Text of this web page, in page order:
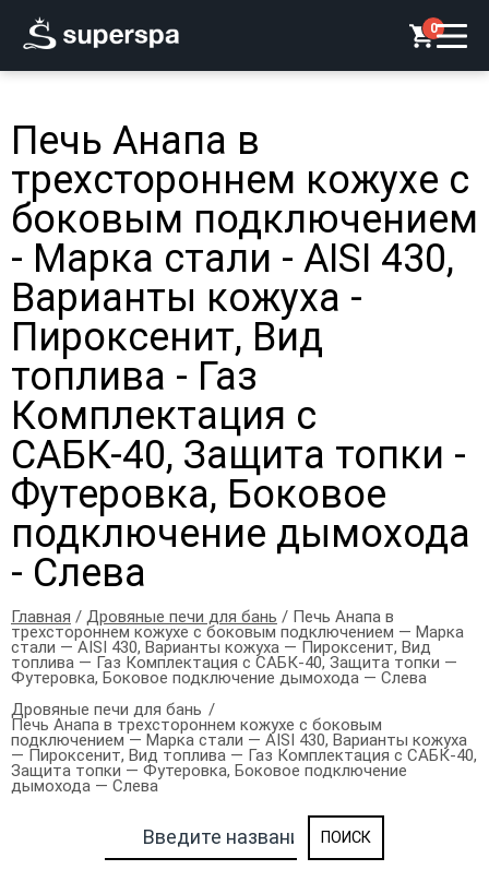
0
Печь Анапа в
трехстороннем кожухе с
боковым подключением
- Марка стали - AISI 430,
Варианты кожуха -
Пироксенит, Вид
топлива - Газ
Комплектация с
САБК-40, Защита топки -
Футеровка, Боковое
подключение дымохода
- Слева
Главная / Дровяные печи для бань / Печь Анапа в
трехстороннем кожухе с боковым подключением — Марка
стали — AISI 430, Варианты кожуха — Пироксенит, Вид
топлива — Газ Комплектация с САБК-40, Защита топки —
Футеровка, Боковое подключение дымохода — Слева
Дровяные печи для бань
Печь Анапа в трехстороннем кожухе с боковым
подключением — Марка стали — AISI 430, Варианты кожуха
— Пироксенит, Вид топлива — Газ Комплектация с САБК-40,
Защита топки — Футеровка, Боковое подключение
дымохода — Слева